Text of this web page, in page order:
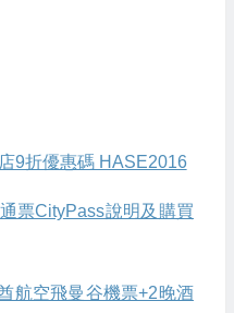
9折優惠碼 HASE2016
票CityPass說明及購買
航空飛曼谷機票+2晚酒